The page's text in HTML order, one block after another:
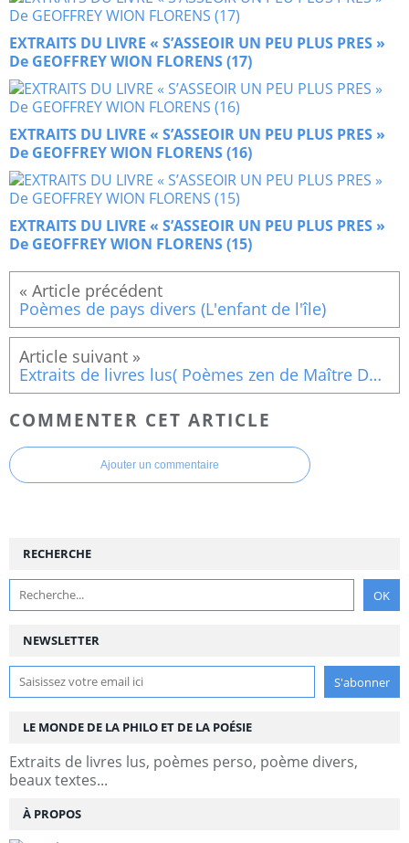
EXTRAITS DU LIVRE « S’ASSEOIR UN PEU PLUS PRES »
De GEOFFREY WION FLORENS (17)
EXTRAITS DU LIVRE « S’ASSEOIR UN PEU PLUS PRES »
De GEOFFREY WION FLORENS (16)
EXTRAITS DU LIVRE « S’ASSEOIR UN PEU PLUS PRES »
De GEOFFREY WION FLORENS (15)
Poèmes de pays divers (L'enfant de l'île)
Extraits de livres lus( Poèmes zen de Maître Dôgen)
COMMENTER CET ARTICLE
Ajouter un commentaire
NEWSLETTER
RECHERCHE
LE MONDE DE LA PHILO ET DE LA POÉSIE
Extraits de livres lus, poèmes perso, poème divers,
beaux textes...
À PROPOS